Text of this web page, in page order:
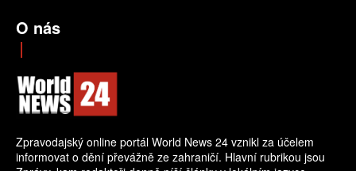
O nás
Zpravodajský online portál World News 24 vznikl za účelem
informovat o dění převážně ze zahraničí. Hlavní rubrikou jsou